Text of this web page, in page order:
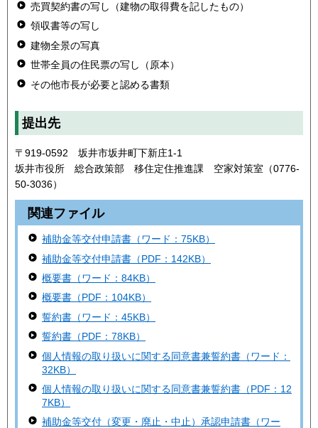
売買契約書の写し（建物の取得費を記したもの）
領収書等の写し
建物全景の写真
世帯全員の住民票の写し（原本）
その他市長が必要と認める書類
提出先
〒919-0592 坂井市坂井町下新庄1-1
坂井市役所 総合政策部 移住定住推進課 空家対策室（0776-
50-3036）
関連ファイル
補助金等交付申請書（ワード：75KB）
補助金等交付申請書（PDF：142KB）
概要書（ワード：84KB）
概要書（PDF：104KB）
誓約書（ワード：45KB）
誓約書（PDF：78KB）
個人情報の取り扱いに関する同意書兼誓約書（ワード：
32KB）
個人情報の取り扱いに関する同意書兼誓約書（PDF：12
7KB）
補助金等交付（変更・廃止・中止）承認申請書（ワー